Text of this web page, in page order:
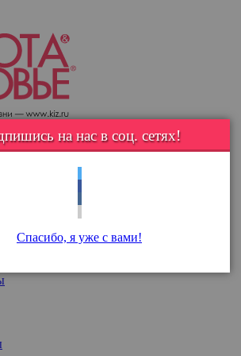
на нас в соц. сетях!
Спасибо, я уже с вами!
Наталья Рудова рассекретила